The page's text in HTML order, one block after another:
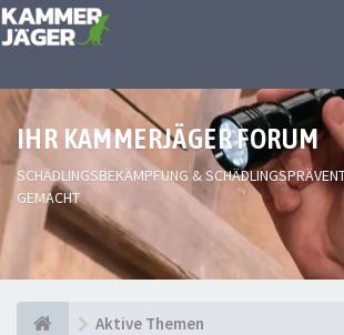
IHR KAMMERJÄGER FORUM
SCHÄDLINGSBEKÄMPFUNG &
GEMACHT
Aktive Themen